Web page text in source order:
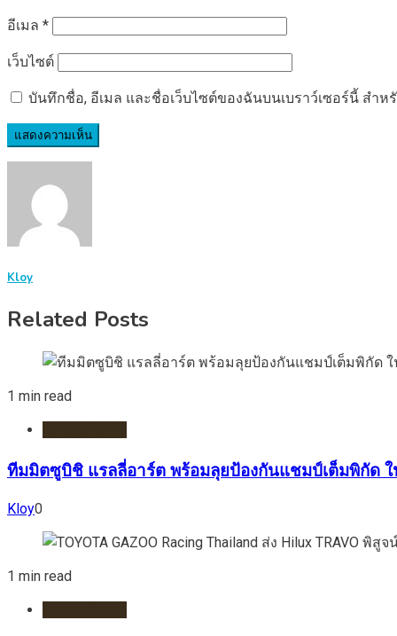
อีเมล *
เว็บไซต์
บันทึกชื่อ, อีเมล และชื่อเว็บไซต์ของฉันบนเบราว์เซอร์นี้ สำห
Kloy
Related Posts
1 min read
ทีมมิตซูบิชิ แรลลี่อาร์ต พร้อมลุยป้องกันแชมป์เต็มพิกัด
Kloy0
1 min read